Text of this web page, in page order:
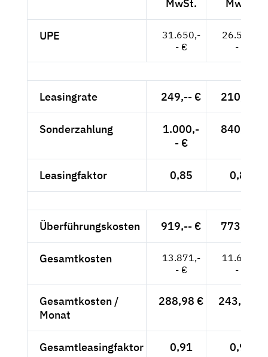
MwSt. MwSt.
UPE
31.650,-
- €
26.597,-
- €
Leasingrate 249,-- € 210,-- €
Sonderzahlung
1.000,-
- €
840,-- €
Leasingfaktor 0,85 0,86
Überführungskosten 919,-- € 773,-- €
Gesamtkosten
13.871,-
- €
11.693,-
- €
Gesamtkosten /
Monat
288,98 € 243,60 €
Gesamtleasingfaktor 0,91 0,92